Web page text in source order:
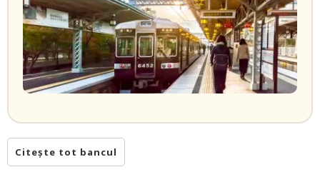
Citește tot bancul